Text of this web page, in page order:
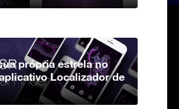
própria estrela no
Localizador de